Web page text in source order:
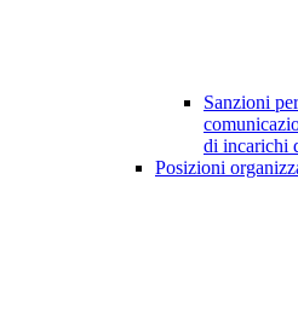
Sanzioni
di incarichi
Posizioni